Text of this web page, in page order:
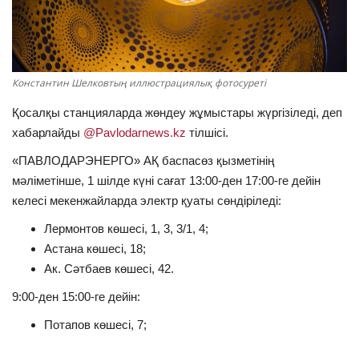
ОЙЫН-САУЫҚ
АРНАЙЫ ЖОБА
OFFICIAL
Тілді тандаңыз
Қазақша
Константин Шелковтың иллюстрациялық фотосуреті
Қосалқы станцияларда жөндеу жұмыстары жүргізіледі, деп
хабарлайды @Pavlodarnews.kz тілшісі.
«ПАВЛОДАРЭНЕРГО» АҚ баспасөз қызметінің
мәліметінше, 1 шілде күні сағат 13:00-ден 17:00-ге дейін
келесі мекенжайларда электр қуаты сөндіріледі:
Лермонтов көшесі, 1, 3, 3/1, 4;
Астана көшесі, 18;
Ак. Сәтбаев көшесі, 42.
9:00-ден 15:00-ге дейін:
Потапов көшесі, 7;